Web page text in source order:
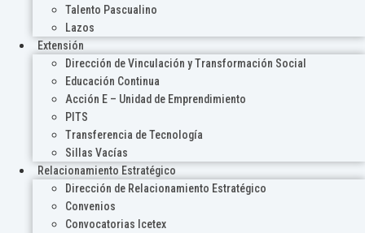
Talento Pascualino
Lazos
Extensión
Dirección de Vinculación y Transformación Social
Educación Continua
Acción E – Unidad de Emprendimiento
PITS
Transferencia de Tecnología
Sillas Vacías
Relacionamiento Estratégico
Dirección de Relacionamiento Estratégico
Convenios
Convocatorias Icetex